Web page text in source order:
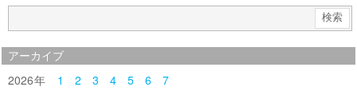
アーカイブ
2026 1 2 3 4 5 6
7